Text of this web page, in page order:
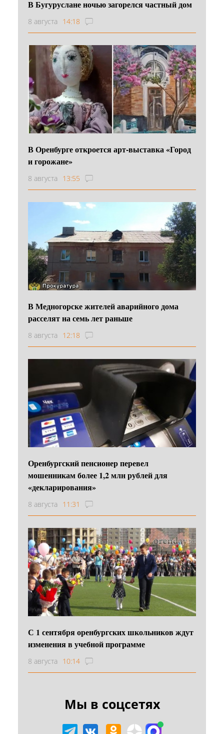
В Бугуруслане ночью загорелся частный дом
8 августа 14:18
В Оренбурге откроется арт-выставка «Город
и горожане»
8 августа 13:55
В Медногорске жителей аварийного дома
расселят на семь лет раньше
8 августа 12:18
Оренбургский пенсионер перевел
мошенникам более 1,2 млн рублей для
«декларирования»
8 августа 11:31
С 1 сентября оренбургских школьников ждут
изменения в учебной программе
8 августа 10:14
Мы в соцсетях